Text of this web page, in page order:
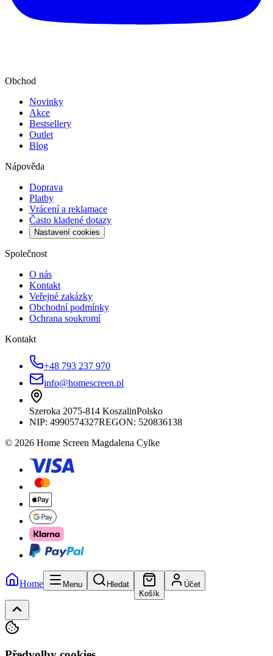
Obchod
Novinky
Akce
Bestsellery
Outlet
Blog
Nápověda
Doprava
Platby
Vrácení a reklamace
Často kladené dotazy
Nastavení cookies
Společnost
O nás
Kontakt
Veřejné zakázky
Obchodní podmínky
Ochrana soukromí
Kontakt
+48 793 237 970
info@homescreen.pl
Szeroka 2075-814 KoszalinPolsko
NIP: 4990574327REGON: 520836138
© 2026 Home Screen Magdalena Cylke
Home Menu
Hledat
Košík
Účet